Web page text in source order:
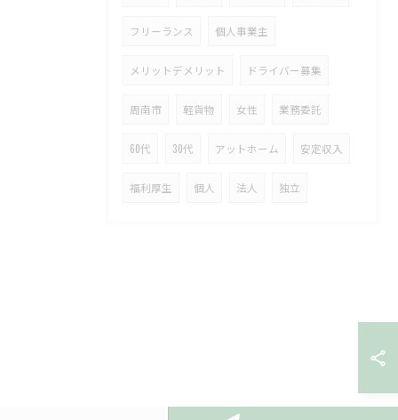
フリーランス 個人事業主
メリットデメリット ドライバー募集
周南市 軽貨物 女性 業務委託
60代 30代 アットホーム 安定収入
福利厚生 個人 法人 独立